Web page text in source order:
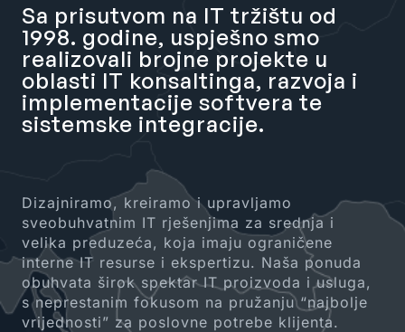
Sa prisutvom na IT tržištu od
1998. godine, uspješno smo
realizovali brojne projekte u
oblasti IT konsaltinga, razvoja i
implementacije softvera te
sistemske integracije.
Dizajniramo, kreiramo i upravljamo
sveobuhvatnim IT rješenjima za srednja i
velika preduzeća, koja imaju ograničene
interne IT resurse i ekspertizu. Naša ponuda
obuhvata širok spektar IT proizvoda i usluga,
s neprestanim fokusom na pružanju “najbolje
vrijednosti” za poslovne potrebe klijenta.